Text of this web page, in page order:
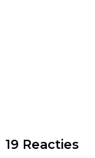
19 Reacties